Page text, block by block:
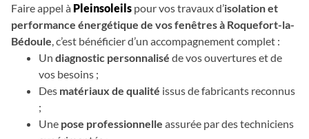
Faire appel à Pleinsoleils pour vos travaux d’isolation et
performance énergétique de vos fenêtres à Roquefort-la-
Bédoule, c’est bénéficier d’un accompagnement complet :
Un diagnostic personnalisé de vos ouvertures et de
vos besoins ;
Des matériaux de qualité issus de fabricants reconnus
;
Une pose professionnelle assurée par des techniciens